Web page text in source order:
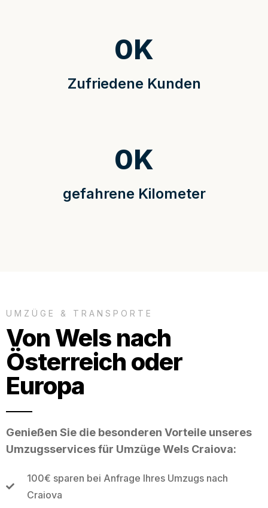
Zufriedene Kunden
0K
gefahrene Kilometer
0K
UMZÜGE & TRANSPORTE
Von Wels nach
Österreich oder
Europa
Genießen Sie die besonderen Vorteile unseres
Umzugsservices für Umzüge Wels Craiova:
100€ sparen bei Anfrage Ihres Umzugs nach
Craiova